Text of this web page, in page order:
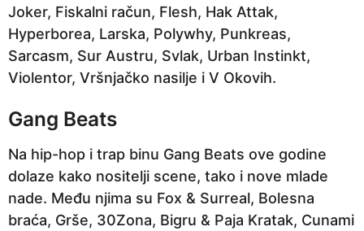
Joker, Fiskalni račun, Flesh, Hak Attak,
Hyperborea, Larska, Polywhy, Punkreas,
Sarcasm, Sur Austru, Svlak, Urban Instinkt,
Violentor, Vršnjačko nasilje i V Okovih.
Gang Beats
Na hip-hop i trap binu Gang Beats ove godine
dolaze kako nositelji scene, tako i nove mlade
nade. Među njima su Fox & Surreal, Bolesna
braća, Grše, 30Zona, Bigru & Paja Kratak, Cunami